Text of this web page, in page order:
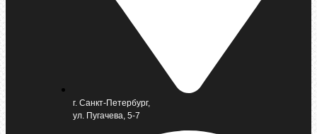
г. Санкт-Петербург,
ул. Пугачева, 5-7